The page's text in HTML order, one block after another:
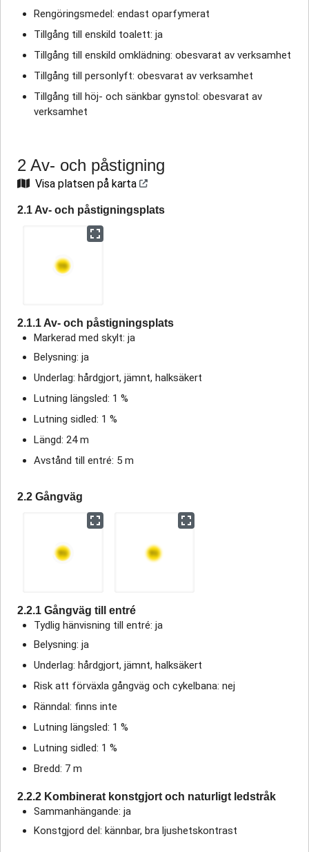
Rengöringsmedel: endast oparfymerat
Tillgång till enskild toalett: ja
Tillgång till enskild omklädning: obesvarat av verksamhet
Tillgång till personlyft: obesvarat av verksamhet
Tillgång till höj- och sänkbar gynstol: obesvarat av
verksamhet
2 Av- och påstigning
Visa platsen på karta
2.1 Av- och påstigningsplats
2.1.1 Av- och påstigningsplats
Markerad med skylt: ja
Belysning: ja
Underlag: hårdgjort, jämnt, halksäkert
Lutning längsled: 1 %
Lutning sidled: 1 %
Längd: 24 m
Avstånd till entré: 5 m
2.2 Gångväg
2.2.1 Gångväg till entré
Tydlig hänvisning till entré: ja
Belysning: ja
Underlag: hårdgjort, jämnt, halksäkert
Risk att förväxla gångväg och cykelbana: nej
Ränndal: finns inte
Lutning längsled: 1 %
Lutning sidled: 1 %
Bredd: 7 m
2.2.2 Kombinerat konstgjort och naturligt ledstråk
Sammanhängande: ja
Konstgjord del: kännbar, bra ljushetskontrast